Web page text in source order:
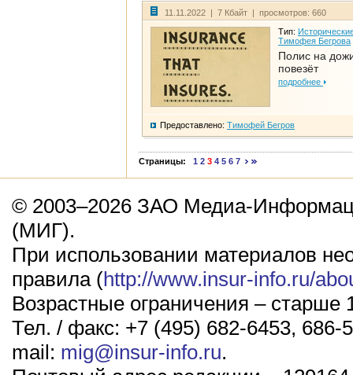
11.11.2022 | 7 Кбайт | просмотров: 660
Тип:
Тимофея Бегрова
Полис на
повезёт
подробнее
Предоставлено: Тимофей Бегров
Страницы: 1 2 3 4 5 6 7
© 2003–2026 ЗАО Медиа-
(МИГ).
При использовании материалов
правила (http://www.insur-info.ru/
Возрастные ограничения – старше
Тел. / факс: +7 (495) 682-6453, 686-
mail: mig@insur-info.ru.